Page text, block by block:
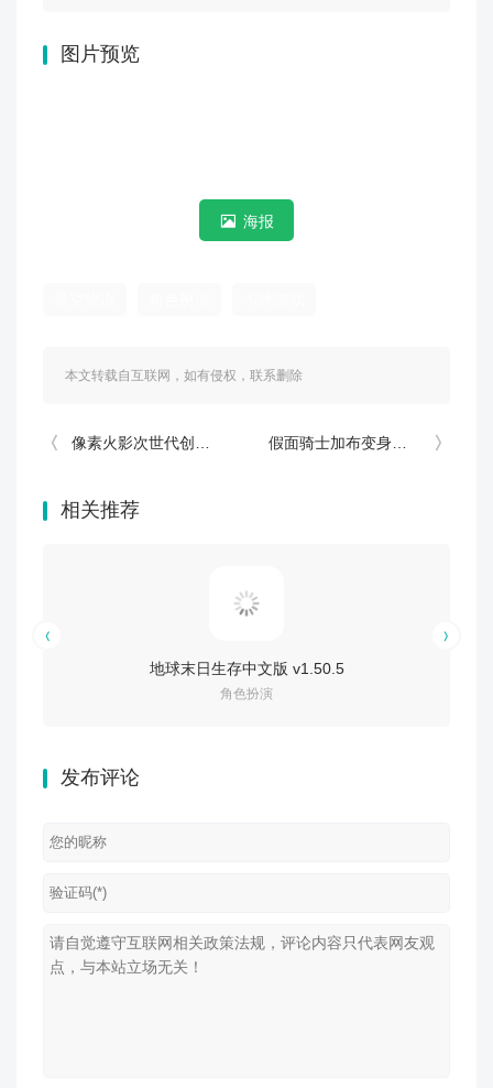
图片预览
海报
本文转载自互联网，如有侵权，联系删除
像素火影次世代创立斑 假面骑士加布变身模拟器最新版
相关推荐
地球末日生存中文版 v1.50.5
角色扮演
发布评论